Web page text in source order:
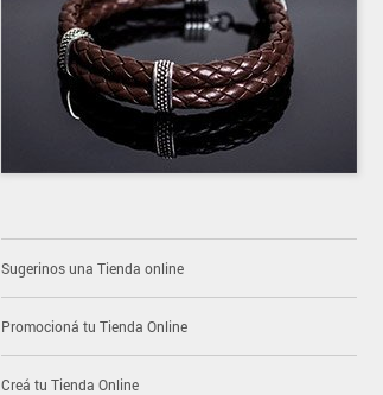
Sugerinos una Tienda online
Promocioná tu Tienda Online
Creá tu Tienda Online